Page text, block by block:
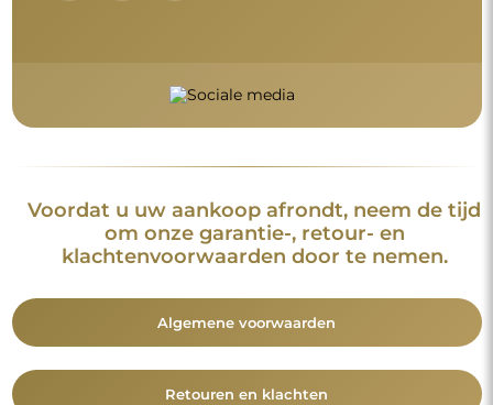
Voordat u uw aankoop afrondt, neem de tijd
om onze garantie-, retour- en
klachtenvoorwaarden door te nemen.
Algemene voorwaarden
Retouren en klachten